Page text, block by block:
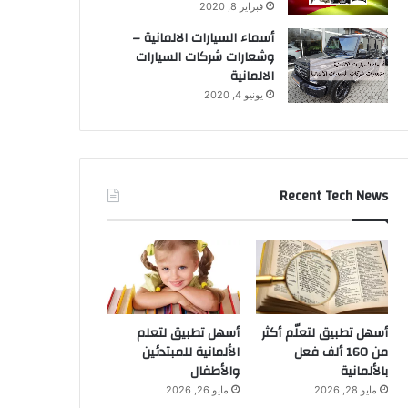
فبراير 8, 2020
أسماء السيارات الالمانية –
وشعارات شركات السيارات
الالمانية
يونيو 4, 2020
Recent Tech News
أسهل تطبيق لتعلّم أكثر
من 160 ألف فعل
بالألمانية
مايو 28, 2026
أسهل تطبيق لتعلم
الألمانية للمبتدئين
والأطفال
مايو 26, 2026